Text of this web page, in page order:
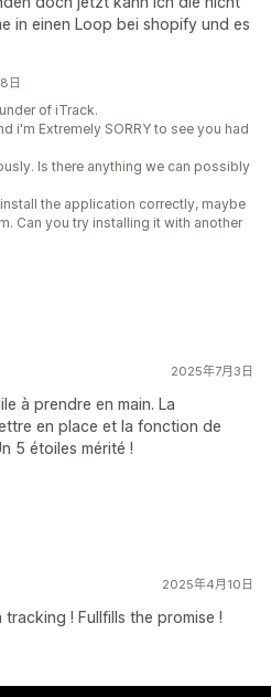
in einen Loop bei shopify und es
日
of iTrack.
i'm Extremely SORRY to see you had
Is there anything we can possibly
the application correctly, maybe
Can you try installing it with another
2025年7月3日
à prendre en main. La
en place et la fonction de
5 étoiles mérité !
2025年4月10日
! Fullfills the promise !